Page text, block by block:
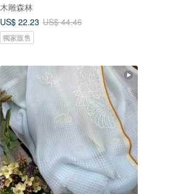
木雕森林
US$ 22.23 US$ 44.46
獨家販售